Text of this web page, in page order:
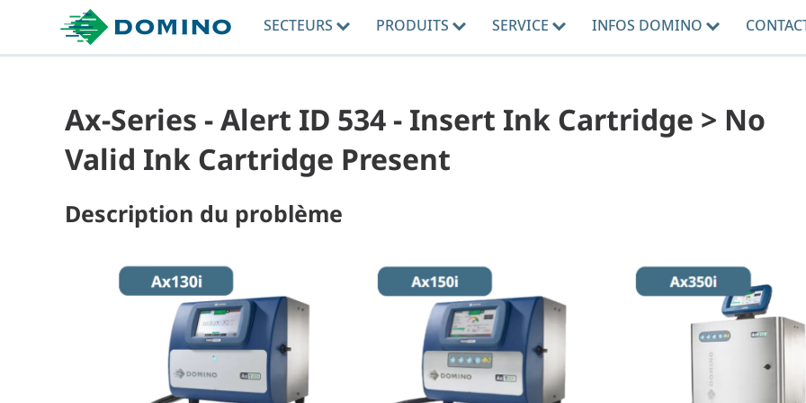
SECTEURS PRODUITS SERVICE INFOS DOMINO
Ax-Series - Alert ID 534 - Insert Ink Cartridge > No
Valid Ink Cartridge Present
Description du problème